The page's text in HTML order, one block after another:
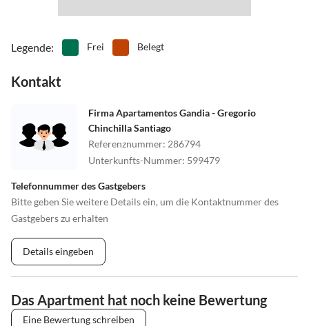
Legende: Frei Belegt
Kontakt
Firma Apartamentos Gandia - Gregorio
Chinchilla Santiago
Referenznummer: 286794
Unterkunfts-Nummer: 599479
Telefonnummer des Gastgebers
Bitte geben Sie weitere Details ein, um die Kontaktnummer des
Gastgebers zu erhalten
Details eingeben
Das Apartment hat noch keine Bewertung
Eine Bewertung schreiben